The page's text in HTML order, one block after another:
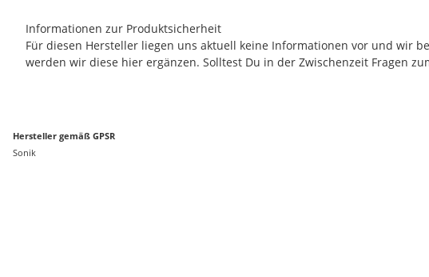
Informationen zur Produktsicherheit
Für diesen Hersteller liegen uns aktuell keine Informationen vor und wir
werden wir diese hier ergänzen. Solltest Du in der Zwischenzeit Fragen
Hersteller gemäß GPSR
Sonik